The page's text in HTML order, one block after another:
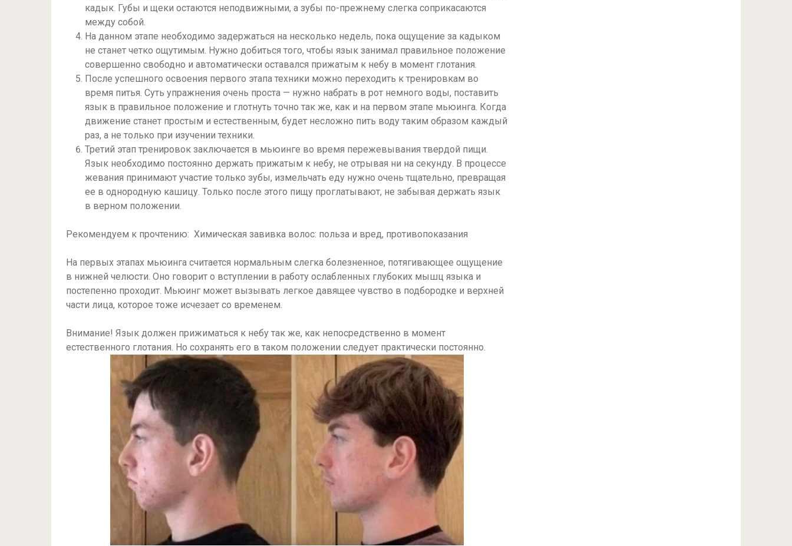
кадык. Губы и щеки остаются неподвижными, а зубы по-прежнему слегка соприкасаются
между собой.
На данном этапе необходимо задержаться на несколько недель, пока ощущение за кадыком
не станет четко ощутимым. Нужно добиться того, чтобы язык занимал правильное положение
совершенно свободно и автоматически оставался прижатым к небу в момент глотания.
После успешного освоения первого этапа техники можно переходить к тренировкам во
время питья. Суть упражнения очень проста — нужно набрать в рот немного воды, поставить
язык в правильное положение и глотнуть точно так же, как и на первом этапе мьюинга. Когда
движение станет простым и естественным, будет несложно пить воду таким образом каждый
раз, а не только при изучении техники.
Третий этап тренировок заключается в мьюинге во время пережевывания твердой пищи.
Язык необходимо постоянно держать прижатым к небу, не отрывая ни на секунду. В процессе
жевания принимают участие только зубы, измельчать еду нужно очень тщательно, превращая
ее в однородную кашицу. Только после этого пищу проглатывают, не забывая держать язык
в верном положении.
Рекомендуем к прочтению: Химическая завивка волос: польза и вред, противопоказания
На первых этапах мьюинга считается нормальным слегка болезненное, потягивающее ощущение
в нижней челюсти. Оно говорит о вступлении в работу ослабленных глубоких мышц языка и
постепенно проходит. Мьюинг может вызывать легкое давящее чувство в подбородке и верхней
части лица, которое тоже исчезает со временем.
Внимание! Язык должен прижиматься к небу так же, как непосредственно в момент
естественного глотания. Но сохранять его в таком положении следует практически постоянно.